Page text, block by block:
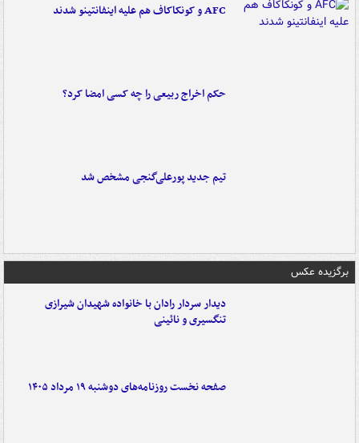
AFC و کونکاکاف هم علیه اینفانتینو شدند
حکم اخراج ربیعی را چه کسی امضا کرد؟
تیم جدید پورعلی‌گنجی مشخص شد
برگزیده عکس
دیدار سردار رادان با خانواده‌ شهیدان شیرازی
تنگسیری و نائینی
صفحه نخست روزنامه‌های دوشنبه ۱۹ مرداد ۱۴۰۵